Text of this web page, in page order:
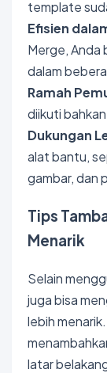
template
Efisien
Merge, Anda
dalam
Ramah
diikuti
Dukungan
alat bantu,
gambar, dan
Tips
Menarik
Selain
juga bisa
lebih
latar